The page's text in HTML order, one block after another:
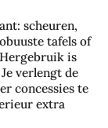
scheuren,
tafels of
is
verlengt de
concessies te
extra